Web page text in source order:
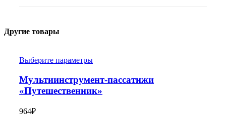
Другие товары
Выберите параметры
Мультиинструмент-пассатижи
«Путешественник»
964₽